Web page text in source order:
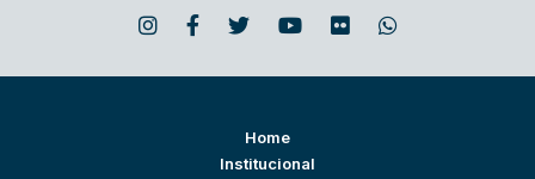
Home
Institucional